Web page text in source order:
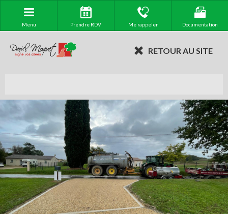
Menu Prendre RDV Me rappeler Documentation
RETOUR AU SITE